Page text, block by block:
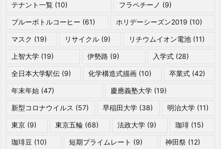
テナント一覧 (10) フラペチーノ (9)
ブルーボトルコーヒー (61) ホリデーシーズン2019 (10)
マスク (19) リサイクル (9) リチウムイオン電池(11)
上智大学 (19) 伊勢路 (9) 入学式 (28)
全日本大学駅伝 (9) 化学構造式描画 (10) 卒業式(42)
年末年始 (47) 慶應義塾大学(19)
新型コロナウイルス (57) 早稲田大学 (38) 明治大学(11)
東京 (9) 東京五輪 (68) 法政大学 (9) 珈琲 (15)
珈琲豆 (10) 短期プライムレート (9) 神田祭(12)